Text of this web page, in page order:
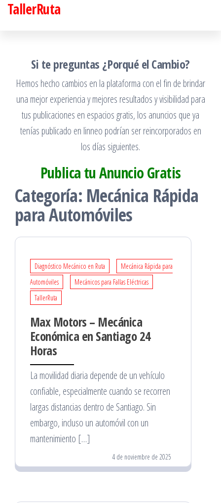
SaltarTallerRuta
Si te preguntas ¿Porqué el Cambio?
Hemos hecho cambios en la plataforma con el fin de brindar
una mejor experiencia y mejores resultados y visibilidad para
tus publicaciones en espacios gratis, los anuncios que ya
tenías publicado en linneo podrían ser reincorporados en
los días siguientes.
Publica tu Anuncio Gratis
Categoría: Mecánica Rápida
para Automóviles
Diagnóstico Mecánico en Ruta
Mecánica Rápida para
Automóviles
Mecánicos para Fallas Eléctricas
TallerRuta
Max Motors – Mecánica
Económica en Santiago 24
Horas
La movilidad diaria depende de un vehículo
confiable, especialmente cuando se recorren
largas distancias dentro de Santiago. Sin
embargo, incluso un automóvil con un
mantenimiento […]
4 de noviembre de 2025